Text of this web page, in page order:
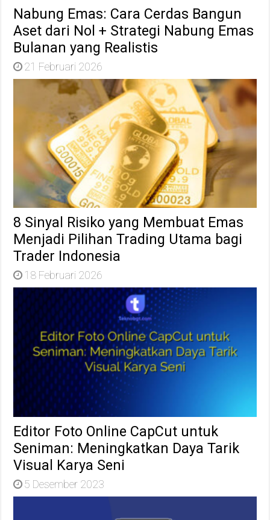
Nabung Emas: Cara Cerdas Bangun
Aset dari Nol + Strategi Nabung Emas
Bulanan yang Realistis
21 Februari 2026
8 Sinyal Risiko yang Membuat Emas
Menjadi Pilihan Trading Utama bagi
Trader Indonesia
18 Februari 2026
Editor Foto Online CapCut untuk
Seniman: Meningkatkan Daya Tarik
Visual Karya Seni
5 Desember 2023